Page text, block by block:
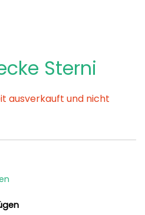
Sterni
ausverkauft und nicht